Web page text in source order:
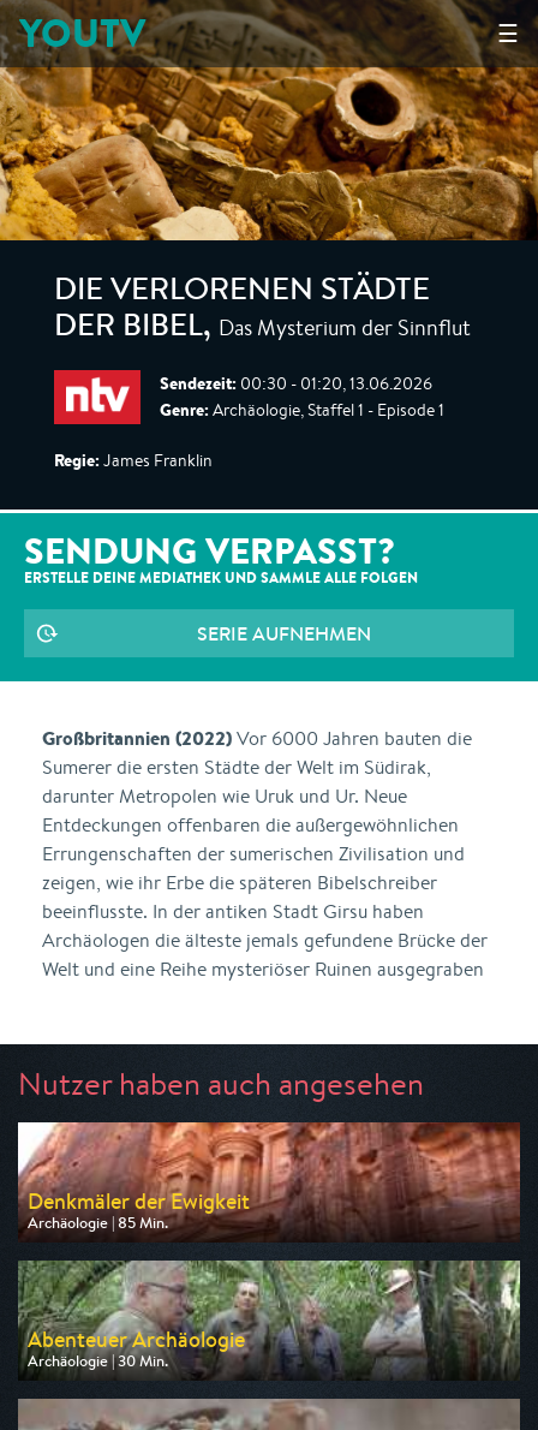
☰
YOUTV
DIE VERLORENEN STÄDTE
DER BIBEL, Das Mysterium der Sinnflut
Sendezeit: 00:30 - 01:20, 13.06.2026
Genre: Archäologie, Staffel 1 - Episode 1
Regie: James Franklin
SENDUNG VERPASST?
ERSTELLE DEINE MEDIATHEK UND SAMMLE ALLE FOLGEN
SERIE AUFNEHMEN
Großbritannien (2022)Vor 6000 Jahren bauten die
Sumerer die ersten Städte der Welt im Südirak,
darunter Metropolen wie Uruk und Ur. Neue
Entdeckungen offenbaren die außergewöhnlichen
Errungenschaften der sumerischen Zivilisation und
zeigen, wie ihr Erbe die späteren Bibelschreiber
beeinflusste. In der antiken Stadt Girsu haben
Archäologen die älteste jemals gefundene Brücke der
Welt und eine Reihe mysteriöser Ruinen ausgegraben
Nutzer haben auch angesehen
Denkmäler der Ewigkeit
Archäologie | 85 Min.
Ausgestrahlt von arte
am 08.08.2026, 16:15
Abenteuer Archäologie
Archäologie | 30 Min.
Ausgestrahlt von arte
am 09.08.2026, 02:25